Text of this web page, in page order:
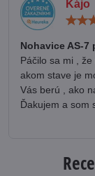
Kájo
Nohavice AS-7
Páčilo sa mi ,
akom stave je
Vás berú , ako
Ďakujem a som